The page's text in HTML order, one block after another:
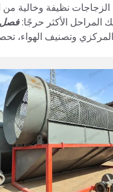
نظيفة وخالية
المراحل الأكثر حرجًا:فصل
وتصنيف الهواء،